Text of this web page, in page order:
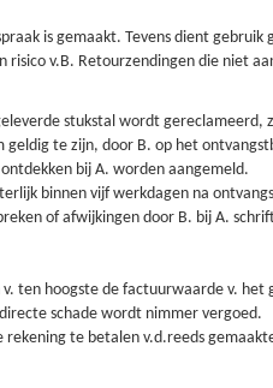
is gemaakt. Tevens dient
v.B. Retourzendingen die niet
stukstal wordt gereclameerd,
te zijn, door B. op het
bij A. worden aangemeld.
binnen vijf werkdagen na
of afwijkingen door B. bij A.
ten hoogste de factuurwaarde v.
schade wordt nimmer vergoed.
te betalen v.d.reeds